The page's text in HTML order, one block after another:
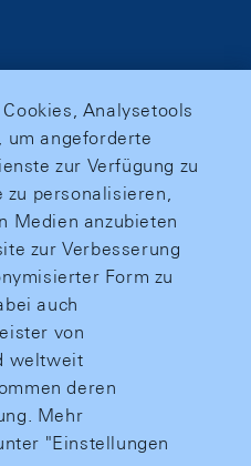
Analysetools
um angeforderte
zur Verfügung zu
zu personalisieren,
Medien anzubieten
zur Verbesserung
Form zu
auch
von
weltweit
deren
Mehr
"Einstellungen